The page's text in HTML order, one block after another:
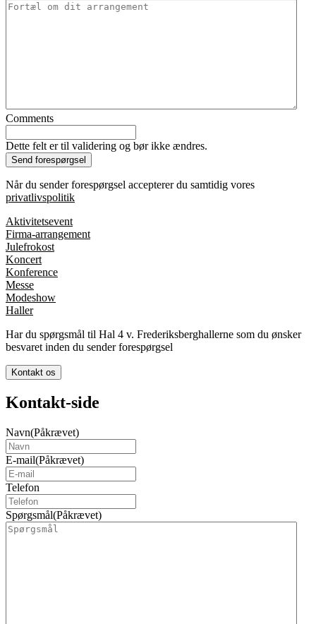
Comments
Dette felt er til validering og bør ikke ændres.
Når du sender forespørgsel accepterer du samtidig vores
privatlivspolitik
Aktivitetsevent
Firma-arrangement
Julefrokost
Koncert
Konference
Messe
Modeshow
Haller
Har du spørgsmål til Hal 4 v. Frederiksberghallerne som du ønsker
besvaret inden du sender forespørgsel
Kontakt os
Kontakt-side
Navn(Påkrævet)
E-mail(Påkrævet)
Telefon
Spørgsmål(Påkrævet)